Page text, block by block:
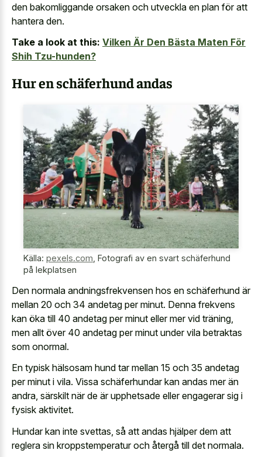
den bakomliggande orsaken och utveckla en plan för att
hantera den.
Take a look at this: Vilken Är Den Bästa Maten För
Shih Tzu-hunden?
Hur en schäferhund andas
Källa: pexels.com, Fotografi av en svart schäferhund
på lekplatsen
Den normala andningsfrekvensen hos en schäferhund är
mellan 20 och 34 andetag per minut. Denna frekvens
kan öka till 40 andetag per minut eller mer vid träning,
men allt över 40 andetag per minut under vila betraktas
som onormal.
En typisk hälsosam hund tar mellan 15 och 35 andetag
per minut i vila. Vissa schäferhundar kan andas mer än
andra, särskilt när de är upphetsade eller engagerar sig i
fysisk aktivitet.
Hundar kan inte svettas, så att andas hjälper dem att
reglera sin kroppstemperatur och återgå till det normala.